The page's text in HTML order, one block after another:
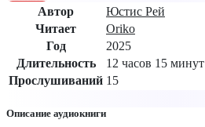
Автор
Юстис Рей
Читает
Oriko
Год
2025
Длительность
12 часов 15 минут
Прослушиваний 15
Описание аудиокниги